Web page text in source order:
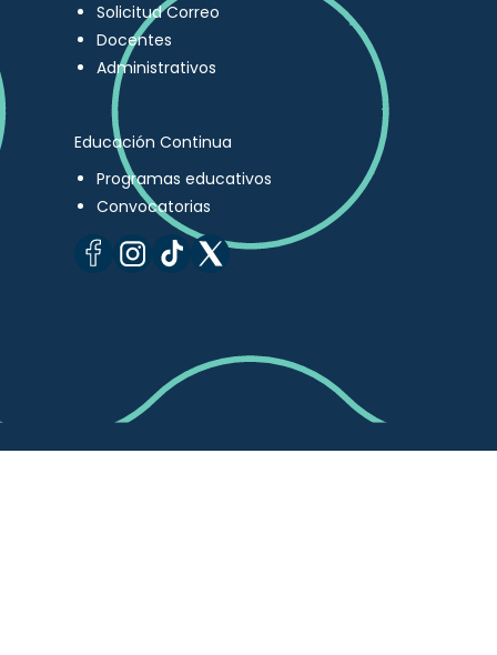
Solicitud Correo
Docentes
Administrativos
Educación Continua
Programas educativos
Convocatorias